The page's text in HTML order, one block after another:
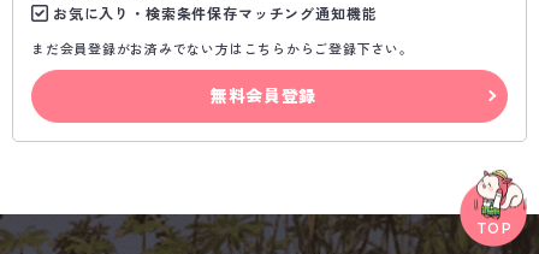
お気に入り・検索条件保存マッチング通知機能
まだ会員登録がお済みでない方はこちらからご登録下さい。
無料会員登録